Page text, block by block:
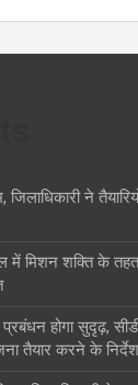
ने
में मिशन शक्ति के तहत
प्रबंधन होगा सुदृढ़,
तैयार करने के निर्देश